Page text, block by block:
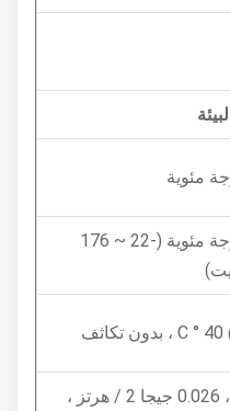
-30 ~ 80 درجة مئوية (-22 ~ 176
5-500 هرتز ، 0.026 جيجا 2 / هرتز ،